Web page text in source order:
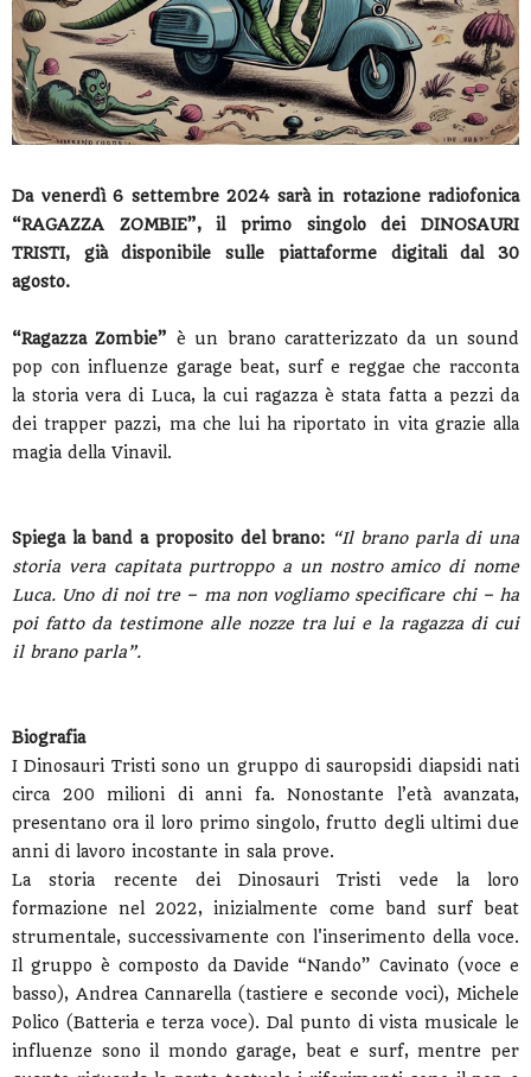
Da venerdì 6 settembre 2024 sarà in rotazione radiofonica
“RAGAZZA ZOMBIE”, il primo singolo dei DINOSAURI
TRISTI, già disponibile sulle piattaforme digitali dal 30
agosto.
“Ragazza Zombie” è un brano caratterizzato da un sound
pop con influenze garage beat, surf e reggae che racconta
la storia vera di Luca, la cui ragazza è stata fatta a pezzi da
dei trapper pazzi, ma che lui ha riportato in vita grazie alla
magia della Vinavil.
Spiega la band a proposito del brano: “Il brano parla di una
storia vera capitata purtroppo a un nostro amico di nome
Luca. Uno di noi tre – ma non vogliamo specificare chi – ha
poi fatto da testimone alle nozze tra lui e la ragazza di cui
il brano parla”.
Biografia
I Dinosauri Tristi sono un gruppo di sauropsidi diapsidi nati
circa 200 milioni di anni fa. Nonostante l’età avanzata,
presentano ora il loro primo singolo, frutto degli ultimi due
anni di lavoro incostante in sala prove.
La storia recente dei Dinosauri Tristi vede la loro
formazione nel 2022, inizialmente come band surf beat
strumentale, successivamente con l'inserimento della voce.
Il gruppo è composto da Davide “Nando” Cavinato (voce e
basso), Andrea Cannarella (tastiere e seconde voci), Michele
Polico (Batteria e terza voce). Dal punto di vista musicale le
influenze sono il mondo garage, beat e surf, mentre per